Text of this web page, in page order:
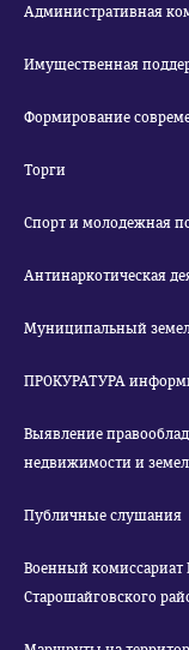
Административная
Имущественная
Формирование
Торги
Спорт и молодежная
Антинаркотическая
Муниципальный
ПРОКУРАТУРА
Выявление
недвижимости и
Публичные слушания
Военный комиссариат
Старошайговского